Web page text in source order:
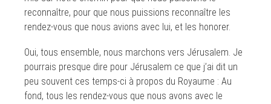
reconnaître, pour que nous puissions reconnaître les
rendez-vous que nous avions avec lui, et les honorer.
Oui, tous ensemble, nous marchons vers Jérusalem. Je
pourrais presque dire pour Jérusalem ce que j’ai dit un
peu souvent ces temps-ci à propos du Royaume : Au
fond, tous les rendez-vous que nous avons avec le